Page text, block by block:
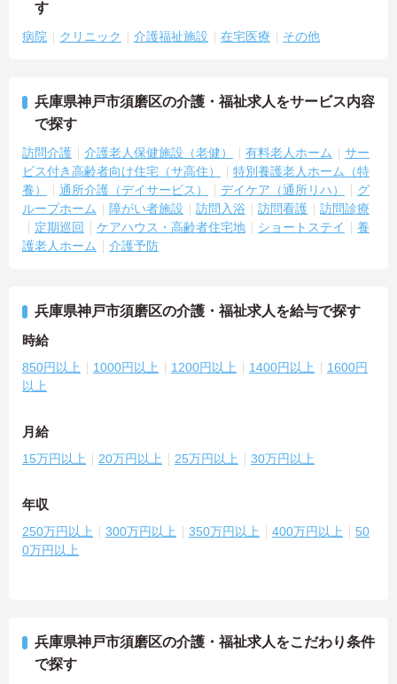
す
病院 クリニック 介護福祉施設 在宅医療 その他
兵庫県神戸市須磨区の介護・福祉求人をサービス内容
で探す
訪問介護 介護老人保健施設（老健） 有料老人ホーム
サー
ビス付き高齢者向け住宅（サ高住）
特別養護老人ホーム（特
養）
通所介護（デイサービス） デイケア（通所リハ）
グ
ループホーム
障がい者施設 訪問入浴 訪問看護
訪問診療
定期巡回
ケアハウス・高齢者住宅地 ショートステイ
養
護老人ホーム
介護予防
兵庫県神戸市須磨区の介護・福祉求人を給与で探す
時給
850円以上 1000円以上 1200円以上 1400円以上
1600円
以上
月給
15万円以上 20万円以上 25万円以上 30万円以上
年収
250万円以上 300万円以上 350万円以上 400万円以上
50
0万円以上
兵庫県神戸市須磨区の介護・福祉求人をこだわり条件
で探す